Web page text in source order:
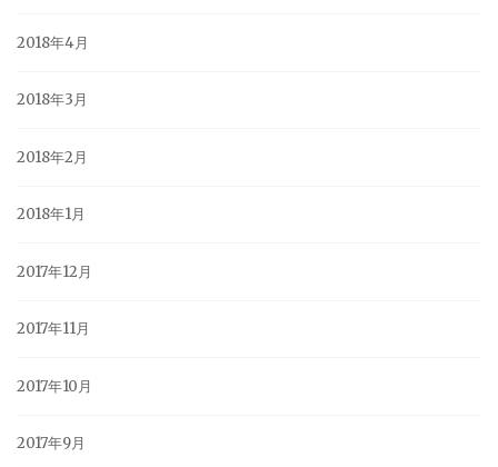
2018年4月
2018年3月
2018年2月
2018年1月
2017年12月
2017年11月
2017年10月
2017年9月